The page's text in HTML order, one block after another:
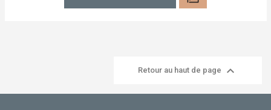
Retour au haut de page 